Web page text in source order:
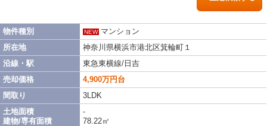
物件種別
所在地
沿線・駅
売却価格
間取り
土地面積
建物/専有面積
NEW マンション
神奈川県横浜市港北区箕輪町１
東急東横線/日吉
4,900万円台
3LDK
-
78.22㎡